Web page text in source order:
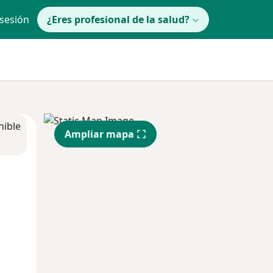
¿Eres profesional de la salud?
Ampliar mapa